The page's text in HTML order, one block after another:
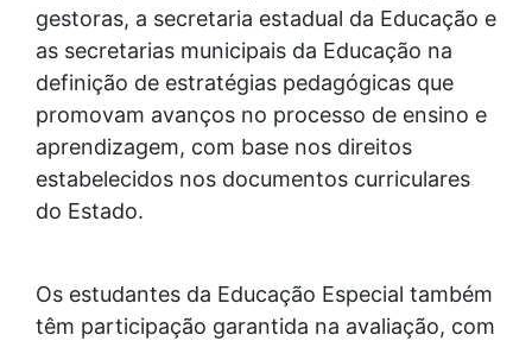
gestoras, a secretaria estadual da Educação e
as secretarias municipais da Educação na
definição de estratégias pedagógicas que
promovam avanços no processo de ensino e
aprendizagem, com base nos direitos
estabelecidos nos documentos curriculares
do Estado.
Os estudantes da Educação Especial também
têm participação garantida na avaliação, com